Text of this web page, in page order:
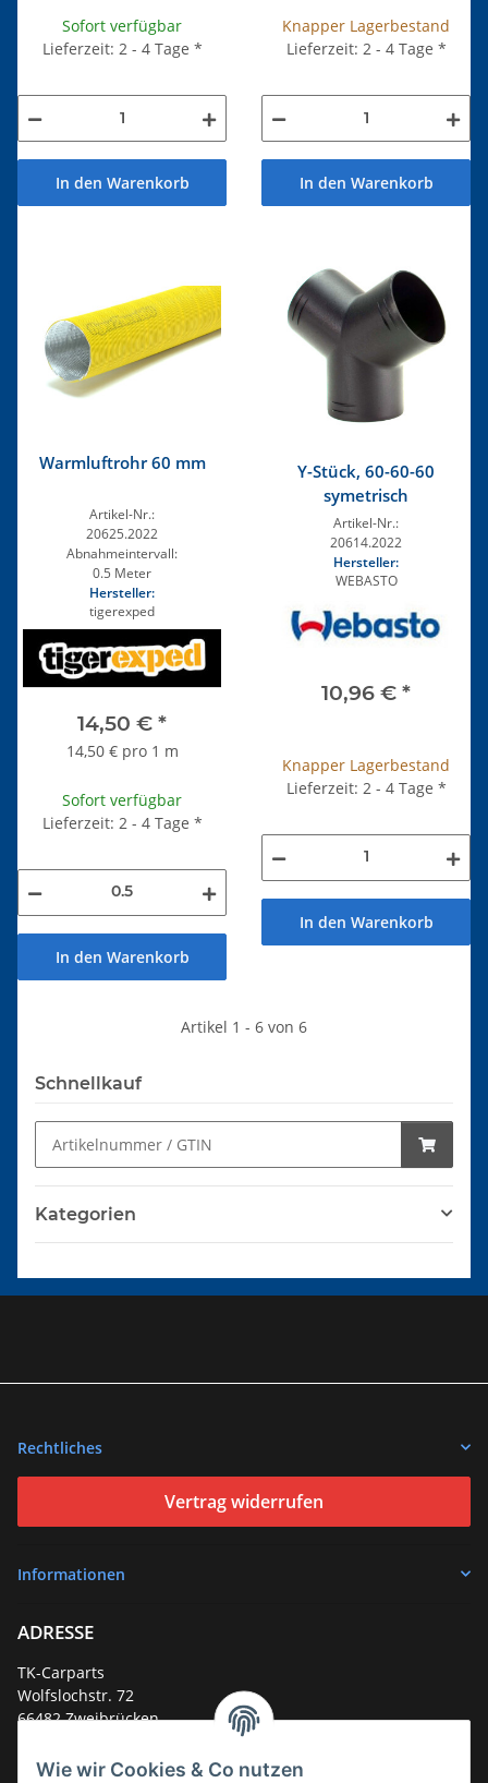
Wie wir Cookies & Co nutzen
Sofort verfügbar
Lieferzeit: 2 - 4 Tage *
In den Warenkorb
Knapper Lagerbestand
Lieferzeit: 2 - 4 Tage *
In den Warenkorb
Warmluftrohr 60 mm
Artikel-Nr.:
20625.2022
Abnahmeintervall:
0.5 Meter
Hersteller:
tigerexped
14,50 € *
14,50 € pro 1 m
Sofort verfügbar
Lieferzeit: 2 - 4 Tage *
In den Warenkorb
Y-Stück, 60-60-60
symetrisch
Artikel-Nr.:
20614.2022
Hersteller:
WEBASTO
10,96 € *
Knapper Lagerbestand
Lieferzeit: 2 - 4 Tage *
In den Warenkorb
Artikel 1 - 6 von 6
Schnellkauf
Kategorien
Rechtliches
Vertrag widerrufen
Informationen
ADRESSE
TK-Carparts
Wolfslochstr. 72
66482 Zweibrücken